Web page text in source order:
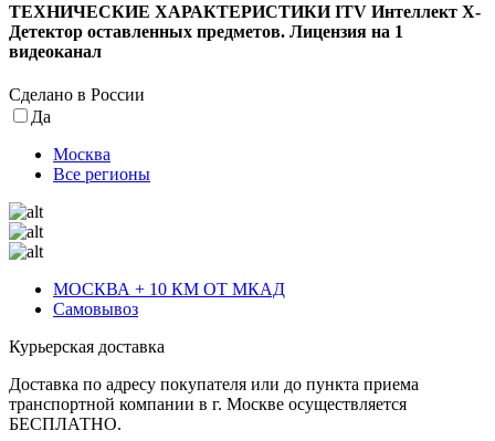
ТЕХНИЧЕСКИЕ ХАРАКТЕРИСТИКИ ITV Интеллект X-
Детектор оставленных предметов. Лицензия на 1
видеоканал
Cделано в России
Да
Москва
Все регионы
МОСКВА + 10 КМ ОТ МКАД
Самовывоз
Курьерская доставка
Доставка по адресу покупателя или до пункта приема
транспортной компании в г. Москве осуществляется
БЕСПЛАТНО.